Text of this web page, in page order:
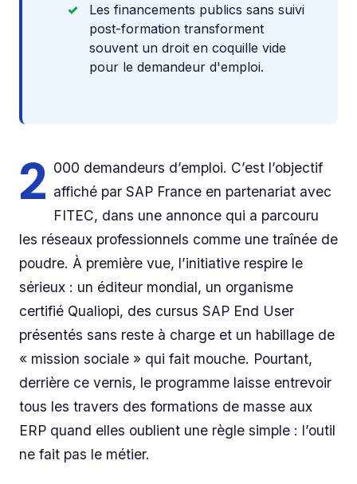
Les financements publics sans suivi
post-formation transforment
souvent un droit en coquille vide
pour le demandeur d'emploi.
2 000 demandeurs d’emploi. C’est l’objectif
affiché par SAP France en partenariat avec
FITEC, dans une annonce qui a parcouru
les réseaux professionnels comme une traînée de
poudre. À première vue, l’initiative respire le
sérieux : un éditeur mondial, un organisme
certifié Qualiopi, des cursus SAP End User
présentés sans reste à charge et un habillage de
« mission sociale » qui fait mouche. Pourtant,
derrière ce vernis, le programme laisse entrevoir
tous les travers des formations de masse aux
ERP quand elles oublient une règle simple : l’outil
ne fait pas le métier.